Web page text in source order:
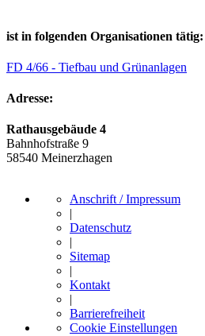
ist in folgenden Organisationen tätig:
FD 4/66 - Tiefbau und Grünanlagen
Adresse:
Rathausgebäude 4
Bahnhofstraße 9
58540 Meinerzhagen
Anschrift / Impressum
|
Datenschutz
|
Sitemap
|
Kontakt
|
Barrierefreiheit
Cookie Einstellungen